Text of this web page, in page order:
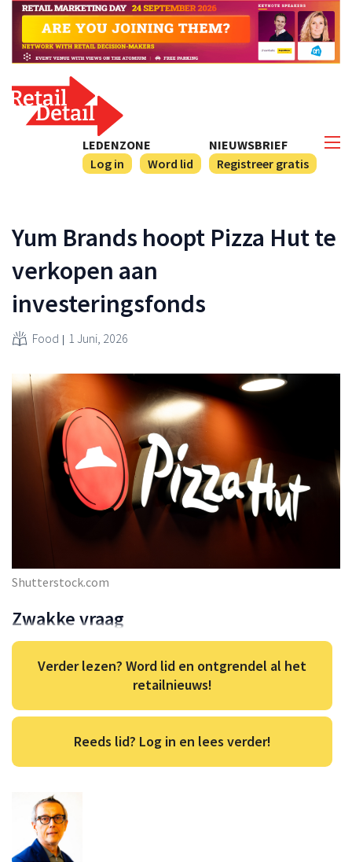
NIEUWSBRIEF
Registreer gratis
LEDENZONE
Log in
Word lid
Yum Brands hoopt Pizza Hut te
verkopen aan
investeringsfonds
Food 1 Juni, 2026
Shutterstock.com
Zwakke vraag
Verder lezen? Word lid en ontgrendel al het
retailnieuws!
Reeds lid? Log in en lees verder!